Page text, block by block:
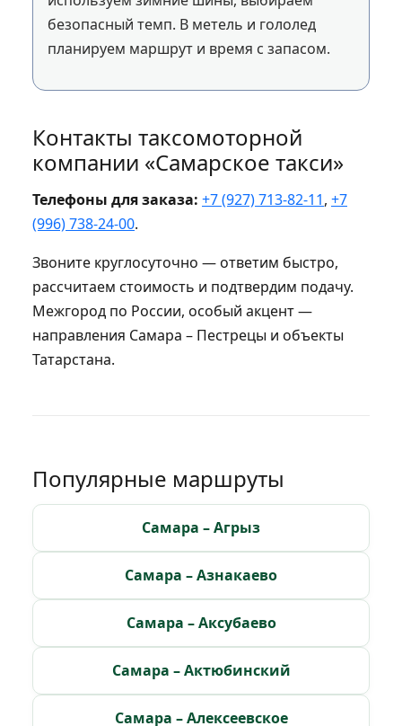
безопасный темп. В метель и гололед
планируем маршрут и время с запасом.
Контакты таксомоторной
компании «Самарское такси»
Телефоны для заказа: +7 (927) 713-82-11, +7
(996) 738-24-00.
Звоните круглосуточно — ответим быстро,
рассчитаем стоимость и подтвердим подачу.
Межгород по России, особый акцент —
направления Самара – Пестрецы и объекты
Татарстана.
Популярные маршруты
Самара – Агрыз
Самара – Азнакаево
Самара – Аксубаево
Самара – Актюбинский
Самара – Алексеевское